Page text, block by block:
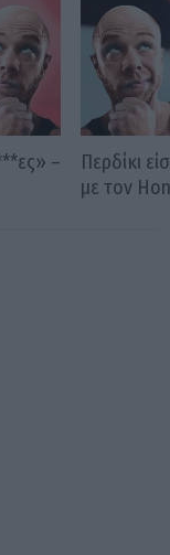
–
Περδίκι
με τον